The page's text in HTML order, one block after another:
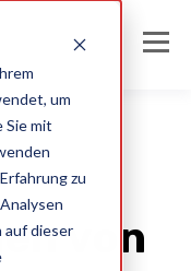
um
Sie mit
zu
auf dieservon